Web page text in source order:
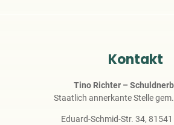
Kontakt
Tino Richter –
Staatlich annerkante Stelle
Eduard-Schmid-Str. 34,